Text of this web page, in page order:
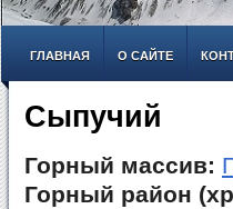
ГЛАВНАЯ О САЙТЕ
Сыпучий
Горный массив:
Горный район